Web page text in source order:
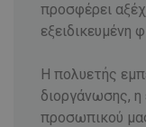
προσφέρει
εξειδικευμένη
Η πολυετής
διοργάνωσης,
προσωπικού